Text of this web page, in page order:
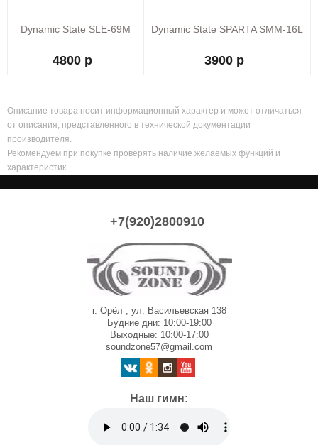
Dynamic State SLE-69M
4800 р
Dynamic State SPARTA SMM-16L
3900 р
Описание товара носит информационный характер и может отличаться
от описания, представленного в технической документации
производителя.
Рекомендуем при покупке проверять наличие желаемых функций и
характеристик.
+7(920)2800910
г. Орёл , ул. Васильевская 138
Будние дни: 10:00-19:00
Выходные: 10:00-17:00
soundzone57@gmail.com
Наш гимн: